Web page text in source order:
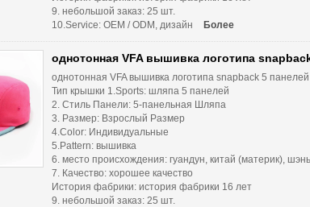
9. небольшой заказ: 25 шт.
10.Service: OEM / ODM, дизайн
Более
однотонная VFA вышивка логотипа
однотонная VFA вышивка логотипа snapback 5 панелей
Тип крышки 1.Sports: шляпа 5 панелей
2. Стиль Панели: 5-панельная Шляпа
3. Размер: Взрослый Размер
4.Color: Индивидуальные
5.Pattern: вышивка
6. место происхождения: гуандун, китай (материк),
7. Качество: хорошее качество
История фабрики: история фабрики 16 лет
9. небольшой заказ: 25 шт.